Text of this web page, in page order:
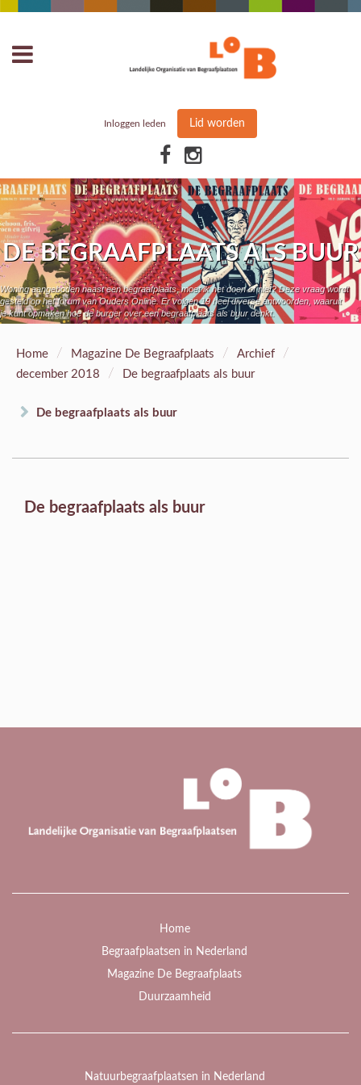
Inloggen leden Lid worden
DE BEGRAAFPLAATS ALS BUUR
Woning aangeboden naast een begraafplaats, moet ik het doen of niet? Deze vraag wordt
gesteld op het forum van Ouders Online. Er volgen 19 heel diverse antwoorden, waaruit
je kunt opmaken hoe de burger over een begraafplaats als buur denkt.
Home / Magazine De Begraafplaats / Archief /
december 2018 / De begraafplaats als buur
De begraafplaats als buur
De begraafplaats als buur
Home
Begraafplaatsen in Nederland
Magazine De Begraafplaats
Duurzaamheid
Natuurbegraafplaatsen in Nederland